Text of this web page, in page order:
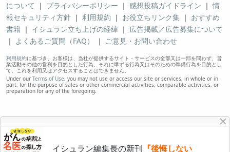
について
｜ プライバシーポリシー ｜ 感想投稿ガイドライン ｜情
報セキュリティ方針 ｜ 利用規約 ｜ お役立ちリンク集 ｜ おすすめ
書籍 ｜ イシュラン立ち上げの経緯 ｜ 広告掲載／広告募集について
｜
よくあるご質問（FAQ） ｜ ご意見・お問い合わせ
利用規約に基づき、お客様は、当社が提供するサイト・サービスの全部又は一部を問わず、営
業活動その他の営利を目的とした行為、それに準ずる行為又はそのための準備行為を目的とし
て、これを利用又はアクセスすることはできません。
Under our Terms of Use, you may not use or access our site or services, in whole or in
part, for the purpose of sales or other commercial activities, comparable activities, or
preparation for any of the foregoing.
イシュラン編集長の新刊 『後悔しない